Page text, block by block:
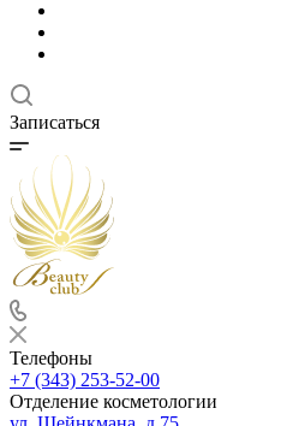
Записаться
Телефоны
+7 (343) 253-52-00
Отделение косметологии